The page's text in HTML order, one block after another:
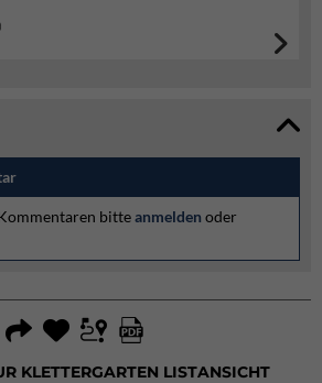
bitteanmelden oder
KLETTERGARTEN LISTANSICHT